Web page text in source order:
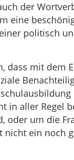
der
eine
politisch
dass mit dem
in aller Regel
oder um die
nicht ein noch